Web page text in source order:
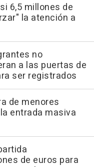
6,5 millones de
la atención a
no
a las puertas de
ser registrados
de menores
entrada masiva
de euros para